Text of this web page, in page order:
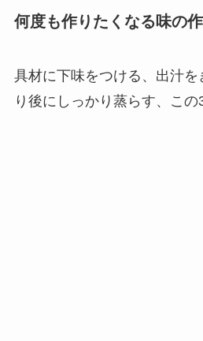
何度も作りたくなる味の
具材に下味をつける、出汁
り後にしっかり蒸らす、この